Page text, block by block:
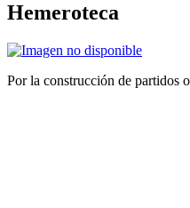
Hemeroteca
Por la construcción de partidos